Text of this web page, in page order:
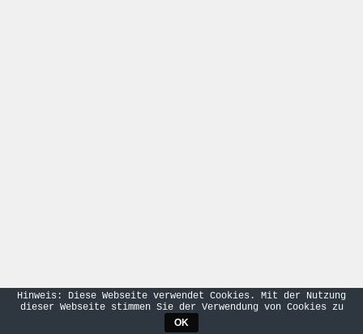
Hinweis: Diese Webseite verwendet Cookies. Mit der Nutzung
dieser Webseite stimmen Sie der Verwendung von Cookies zu
OK